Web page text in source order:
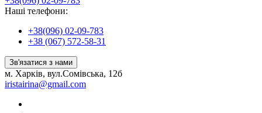
Наші телефони:
+38(096) 02-09-783
+38 (067) 572-58-31
Зв'язатися з нами
м. Харків, вул.Сомівська, 12б
iristairina@gmail.com